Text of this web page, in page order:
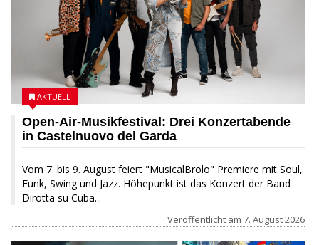
Open-Air-Musikfestival: Drei Konzertabende
in Castelnuovo del Garda
Vom 7. bis 9. August feiert "MusicalBrolo" Premiere mit Soul,
Funk, Swing und Jazz. Höhepunkt ist das Konzert der Band
Dirotta su Cuba...
AKTUELL
Veröffentlicht am 7. August 2026